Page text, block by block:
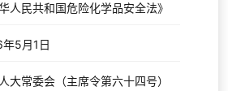
华人民共和国危险化学品安全法》
5月1日
大常委会（主席令第六十四号）